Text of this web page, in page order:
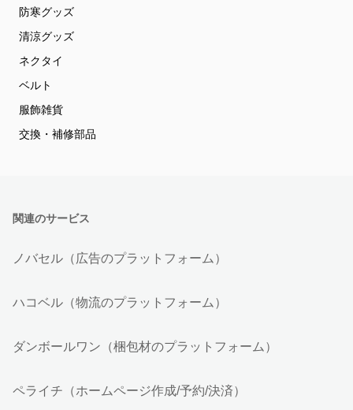
防寒グッズ
清涼グッズ
ネクタイ
ベルト
服飾雑貨
交換・補修部品
関連のサービス
ノバセル（広告のプラットフォーム）
ハコベル（物流のプラットフォーム）
ダンボールワン（梱包材のプラットフォーム）
ペライチ（ホームページ作成/予約/決済）